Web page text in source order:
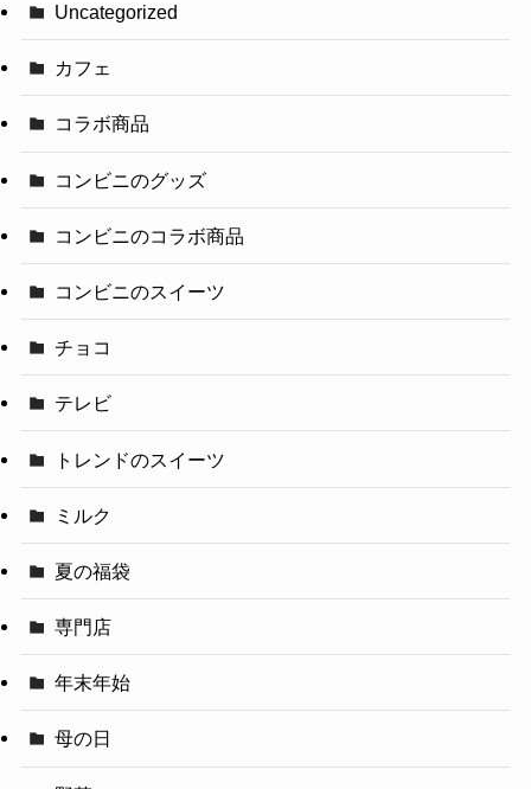
Uncategorized
カフェ
コラボ商品
コンビニのグッズ
コンビニのコラボ商品
コンビニのスイーツ
チョコ
テレビ
トレンドのスイーツ
ミルク
夏の福袋
専門店
年末年始
母の日